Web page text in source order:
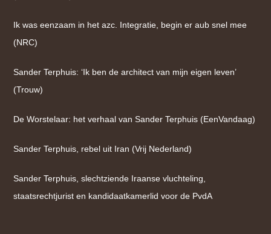
Ik was eenzaam in het azc. Integratie, begin er aub snel mee
(NRC)
Sander Terphuis: ‘Ik ben de architect van mijn eigen leven’
(Trouw)
De Worstelaar: het verhaal van Sander Terphuis (EenVandaag)
Sander Terphuis, rebel uit Iran (Vrij Nederland)
Sander Terphuis, slechtziende Iraanse vluchteling,
staatsrechtjurist en kandidaatkamerlid voor de PvdA